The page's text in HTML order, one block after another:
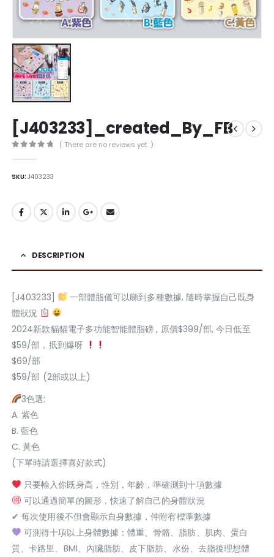
[J403233]_created_By_FB
( There are no reviews yet. )
SKU:J403233
DESCRIPTION
[J403233]
一部體脂儀可以睇到多種數據, 隨時掌握自己既身
體狀況
2024新款貓貓電子多功能智能體脂磅 , 原價$399/部, 今日低至
$59/部，扺到爆呀
$69/部
$59/部 (2部或以上)
3色選:
A. 紫色
B. 藍色
C. 黃色
(下單時請選擇喜好款式)
只要輸入你既身高，性別，年齡，準確測到十項數據
可以通過簡單的圖形，快速了解自己的身體狀況
✔ 每次使用後不但會顯示自身數據，仲附有標準數據
可測得十項以上身體數據：體重、骨骼、脂肪、肌肉、蛋白
質、卡路里、BMI、內臟脂肪、皮下脂肪、水份、去脂後理想體